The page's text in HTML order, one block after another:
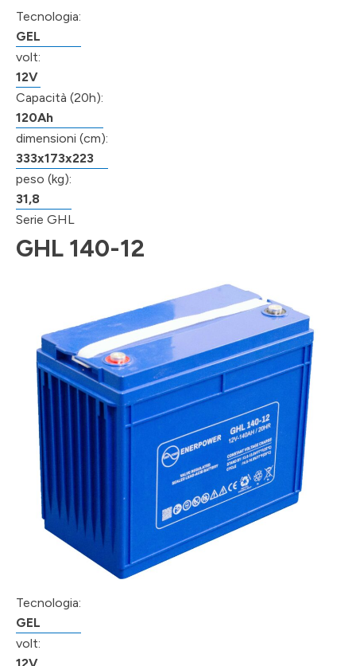
Tecnologia:
GEL
volt:
12V
Capacità (20h):
120Ah
dimensioni (cm):
333x173x223
peso (kg):
31,8
Serie GHL
GHL 140-12
Tecnologia:
GEL
volt: